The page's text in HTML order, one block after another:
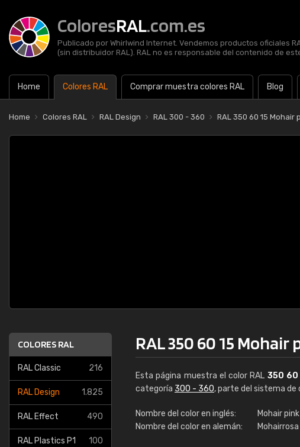
ColoresRAL.com.es
Publicado por Whirlwind Internet. Vendemos productos oficiales
(sin distribuidor RAL). RAL no es responsable del contenido de
Home Colores RAL Comprar muestra colores RAL Blog
Home Colores RAL RAL Design RAL 300 - 360 RAL 350 60 15 Mohair
COLORES RAL
RAL Classic 216
RAL Design 1.825
RAL Effect 490
RAL Plastics P1 100
RAL 350 60 15 Mohair
Esta página muestra el color RAL 350 60
categoría 300 - 360, parte del sistema de
Nombre del color en inglés:
Mohair pink
Nombre del color en alemán:
Mohairrosa